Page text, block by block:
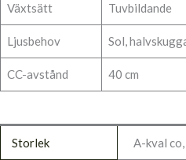
Växtsätt Tuvbildande
Ljusbehov Sol,
CC-avstånd 40 cm
Storlek A-kval